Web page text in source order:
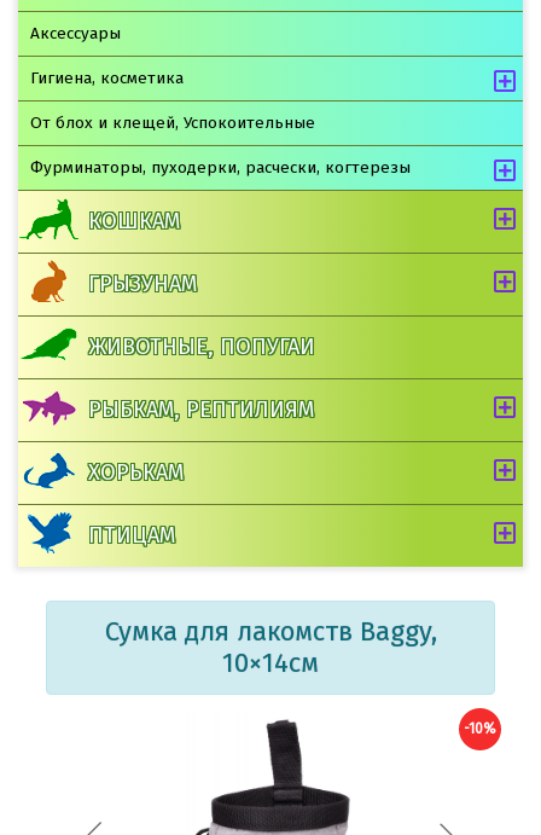
Аксессуары
Гигиена, косметика
От блох и клещей, Успокоительные
Фурминаторы, пуходерки, расчески, когтерезы
КОШКАМ
ГРЫЗУНАМ
ЖИВОТНЫЕ, ПОПУГАИ
РЫБКАМ, РЕПТИЛИЯМ
ХОРЬКАМ
ПТИЦАМ
Сумка для лакомств Baggy,
10×14см
-10%